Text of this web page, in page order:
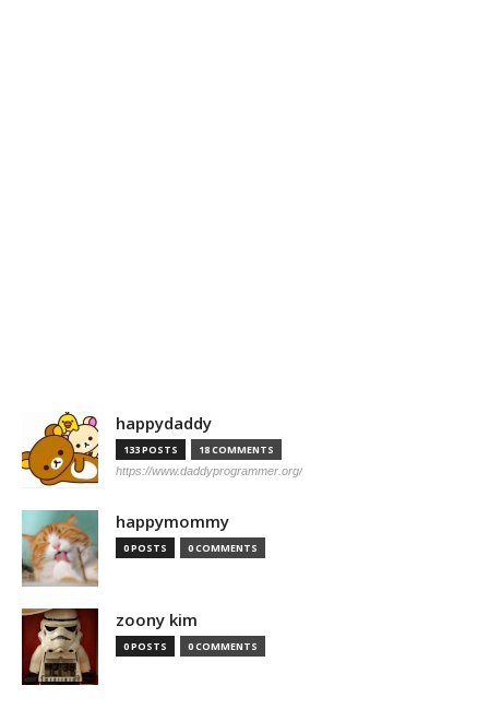
happydaddy
133 POSTS 18 COMMENTS
https://www.daddyprogrammer.org/
happymommy
0 POSTS 0 COMMENTS
zoony kim
0 POSTS 0 COMMENTS